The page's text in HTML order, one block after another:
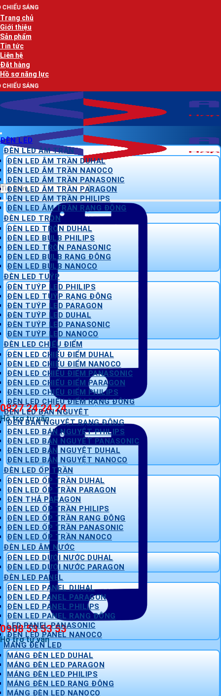
Bỏ
qua
nội
dung
Trang chủ
Giới thiệu
Sản phẩm
Tin tức
Liên hệ
Đặt hàng
Hồ sơ năng lực
Tìm
kiếm:
0827 24 24 24
Hỗ trợ tư vấn
0908 53 53 53
Hỗ trợ tư vấn
ĐÈN LED
ĐÈN LED ÂM TRẦN
ĐÈN LED ÂM TRẦN DUHAL
ĐÈN LED ÂM TRẦN NANOCO
ĐÈN LED ÂM TRẦN PANASONIC
ĐÈN LED ÂM TRẦN PARAGON
ĐÈN LED ÂM TRẦN PHILIPS
ĐÈN LED ÂM TRẦN RẠNG ĐÔNG
ĐÈN LED TRÒN
ĐÈN LED TRÒN DUHAL
ĐÈN LED BULB PHILIPS
ĐÈN LED TRÒN PANASONIC
ĐÈN LED BULB RẠNG ĐÔNG
ĐÈN LED BULB NANOCO
ĐÈN LED TUÝP
ĐÈN TUÝP LED PHILIPS
ĐÈN LED TUÝP RẠNG ĐÔNG
ĐÈN TUÝP LED PARAGON
ĐÈN TUÝP LED DUHAL
ĐÈN TUÝP LED PANASONIC
ĐÈN TUÝP LED NANOCO
ĐÈN LED CHIẾU ĐIỂM
ĐÈN LED CHIẾU ĐIỂM DUHAL
ĐÈN LED CHIẾU ĐIỂM NANOCO
ĐÈN LED CHIẾU ĐIỂM PANASONIC
ĐÈN LED CHIẾU ĐIỂM PARAGON
ĐÈN LED CHIẾU ĐIỂM PHILIPS
ĐÈN LED CHIẾU ĐIỂM RẠNG ĐÔNG
ĐÈN LED BÁN NGUYỆT
ĐÈN BÁN NGUYỆT RẠNG ĐÔNG
ĐÈN LED BÁN NGUYỆT PHILIPS
ĐÈN LED BÁN NGUYỆT PANASONIC
ĐÈN LED BÁN NGUYỆT DUHAL
ĐÈN LED BÁN NGUYỆT NANOCO
ĐÈN LED ỐP TRẦN
ĐÈN LED ỐP TRẦN DUHAL
ĐÈN LED ỐP TRẦN PARAGON
ĐÈN THẢ PARAGON
ĐÈN LED ỐP TRẦN PHILIPS
ĐÈN LED ỐP TRẦN RẠNG ĐÔNG
ĐÈN LED ỐP TRẦN PANASONIC
ĐÈN LED ỐP TRẦN NANOCO
ĐÈN LED ÂM NƯỚC
ĐÈN LED DƯỚI NƯỚC DUHAL
ĐÈN LED DƯỚI NƯỚC PARAGON
ĐÈN LED PANEL
ĐÈN LED PANEL DUHAL
ĐÈN LED PANEL PARAGON
ĐÈN LED PANEL PHILIPS
ĐÈN LED PANEL RẠNG ĐÔNG
LED PANEL PANASONIC
ĐÈN LED PANEL NANOCO
MÁNG ĐÈN LED
MÁNG ĐÈN LED DUHAL
MÁNG ĐÈN LED PARAGON
MÁNG ĐÈN LED PHILIPS
MÁNG ĐÈN LED RẠNG ĐÔNG
MÁNG ĐÈN LED NANOCO